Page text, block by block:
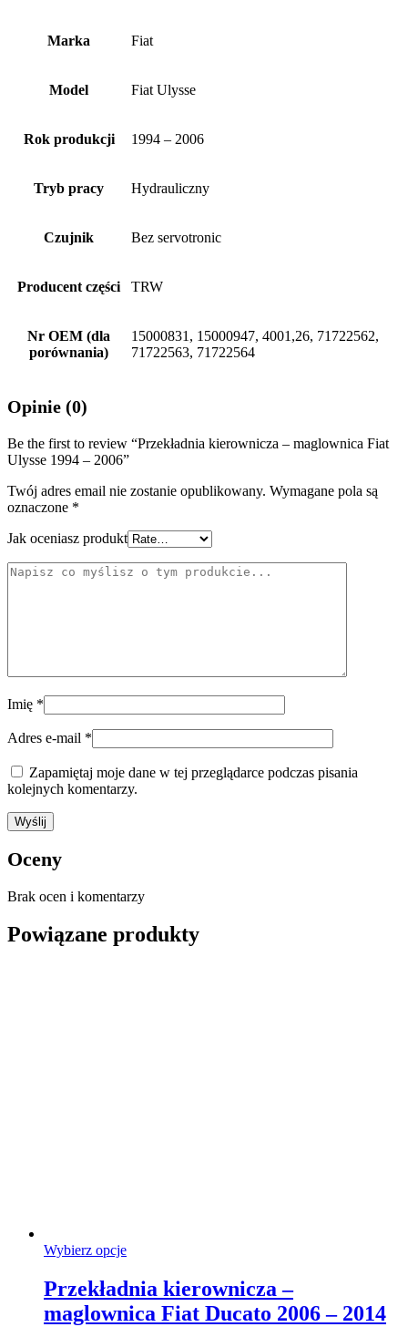
Marka Fiat
Model Fiat Ulysse
Rok produkcji 1994 – 2006
Tryb pracy Hydrauliczny
Czujnik Bez servotronic
Producent części TRW
Nr OEM (dla
porównania)
15000831, 15000947, 4001,26, 71722562,
71722563, 71722564
Opinie (0)
Be the first to review “Przekładnia kierownicza – maglownica Fiat
Ulysse 1994 – 2006”
Twój adres email nie zostanie opublikowany. Wymagane pola są
oznaczone *
Jak oceniasz produkt
Imię *
Adres e-mail *
Zapamiętaj moje dane w tej przeglądarce podczas pisania
kolejnych komentarzy.
Oceny
Brak ocen i komentarzy
Powiązane produkty
Wybierz opcjeTen
ma
wiele
wariantów.
Przekładnia kierownicza –
maglownica Fiat Ducato 2006 – 2014